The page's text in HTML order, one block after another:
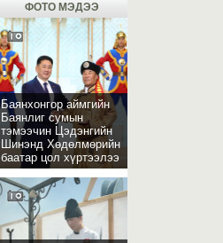
ФОТО МЭДЭЭ
Баянхонгор аймгийн
Баянлиг сумын
тэмээчин Цэдэнгийн
Шинэнд Хөдөлмөрийн
баатар цол хүртээлээ